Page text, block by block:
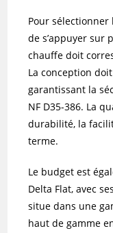
Pour sélectionner
de s’appuyer sur
chauffe doit
La conception
garantissant la
NF D35-386. La
durabilité, la
terme.
Le budget est
Delta Flat, avec
situe dans une
haut de gamme